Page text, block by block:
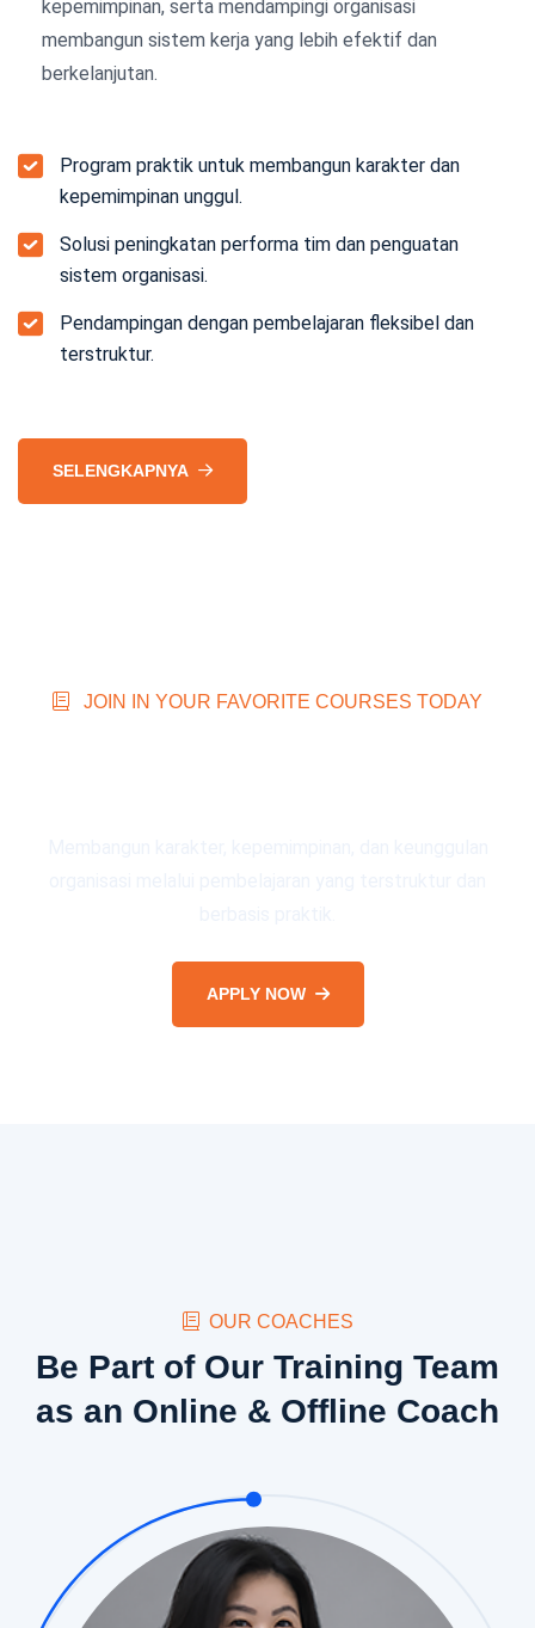
kepemimpinan, serta mendampingi organisasi
membangun sistem kerja yang lebih efektif dan
berkelanjutan.
Program praktik untuk membangun karakter dan
kepemimpinan unggul.
Solusi peningkatan performa tim dan penguatan
sistem organisasi.
Pendampingan dengan pembelajaran fleksibel dan
terstruktur.
SELENGKAPNYA
JOIN IN YOUR FAVORITE COURSES TODAY
APPLY NOW
OUR COACHES
Be Part of Our Training Team
as an Online & Offline Coach